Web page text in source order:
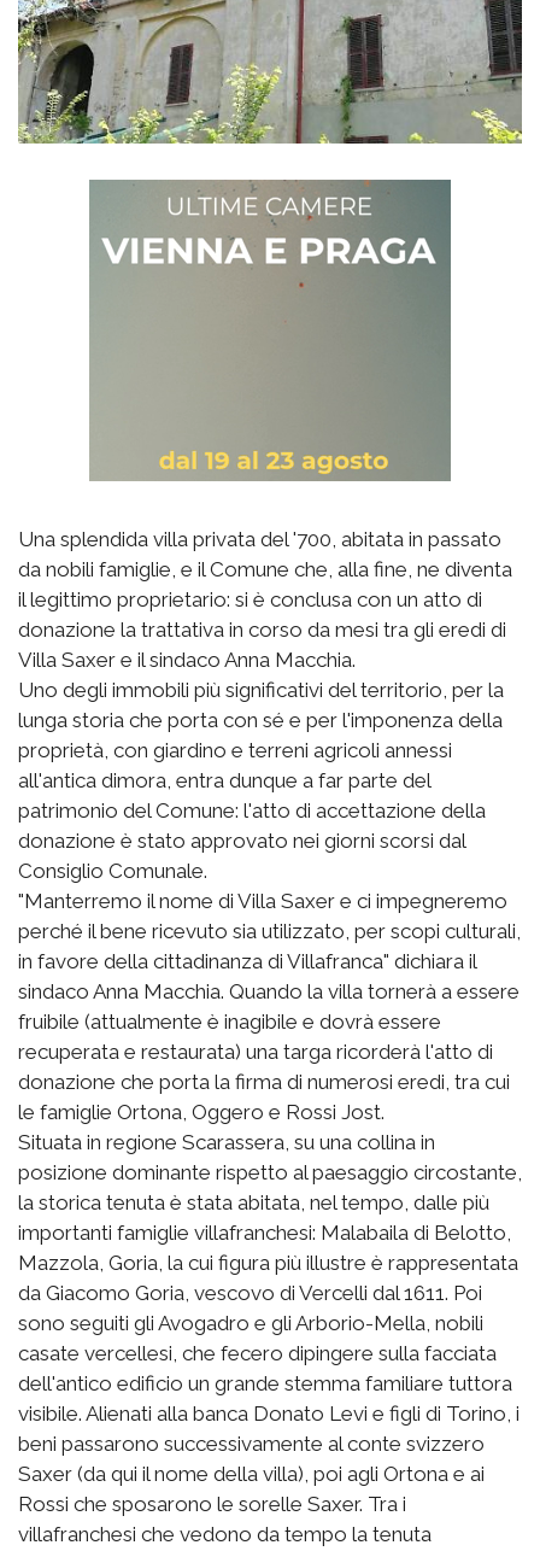
Una splendida villa privata del '700, abitata in passato
da nobili famiglie, e il Comune che, alla fine, ne diventa
il legittimo proprietario: si è conclusa con un atto di
donazione la trattativa in corso da mesi tra gli eredi di
Villa Saxer e il sindaco Anna Macchia.
Uno degli immobili più significativi del territorio, per la
lunga storia che porta con sé e per l'imponenza della
proprietà, con giardino e terreni agricoli annessi
all'antica dimora, entra dunque a far parte del
patrimonio del Comune: l'atto di accettazione della
donazione è stato approvato nei giorni scorsi dal
Consiglio Comunale.
"Manterremo il nome di Villa Saxer e ci impegneremo
perché il bene ricevuto sia utilizzato, per scopi culturali,
in favore della cittadinanza di Villafranca" dichiara il
sindaco Anna Macchia. Quando la villa tornerà a essere
fruibile (attualmente è inagibile e dovrà essere
recuperata e restaurata) una targa ricorderà l'atto di
donazione che porta la firma di numerosi eredi, tra cui
le famiglie Ortona, Oggero e Rossi Jost.
Situata in regione Scarassera, su una collina in
posizione dominante rispetto al paesaggio circostante,
la storica tenuta è stata abitata, nel tempo, dalle più
importanti famiglie villafranchesi: Malabaila di Belotto,
Mazzola, Goria, la cui figura più illustre è rappresentata
da Giacomo Goria, vescovo di Vercelli dal 1611. Poi
sono seguiti gli Avogadro e gli Arborio-Mella, nobili
casate vercellesi, che fecero dipingere sulla facciata
dell'antico edificio un grande stemma familiare tuttora
visibile. Alienati alla banca Donato Levi e figli di Torino, i
beni passarono successivamente al conte svizzero
Saxer (da qui il nome della villa), poi agli Ortona e ai
Rossi che sposarono le sorelle Saxer. Tra i
villafranchesi che vedono da tempo la tenuta